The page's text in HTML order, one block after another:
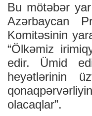
Bu mötəbər
Azərbaycan
Komitəsinin
“Ölkəmiz
edir. Ümid
heyətlərinin
olacaqlar”.